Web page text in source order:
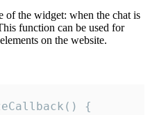
of the widget: when the chat is
function can be used for
on the website.
{